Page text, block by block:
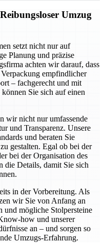
Umzug
setzt nicht nur auf
Planung und präzise
achten wir darauf, dass
empfindlicher
– fachgerecht und mit
Sie sich auf einen
wir nicht nur umfassende
und Transparenz. Unsere
und beraten Sie
gestalten. Egal ob bei der
bei der Organisation des
die Details, damit Sie sich
in der Vorbereitung. Als
wir Sie von Anfang an
und mögliche Stolpersteine
how und unserer
an – und sorgen so
Umzugs-Erfahrung.